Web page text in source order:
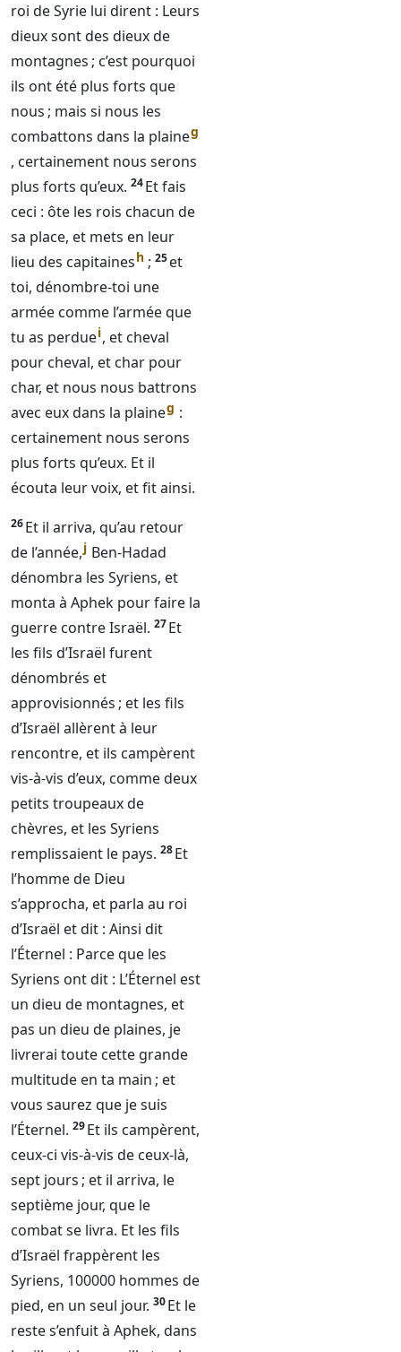
roi de Syrie lui dirent : Leurs
dieux sont des dieux de
montagnes ; c’est pourquoi
ils ont été plus forts que
nous ; mais si nous les
combattons dans la plaineg
, certainement nous serons
plus forts qu’eux. 24Et fais
ceci : ôte les rois chacun de
sa place, et mets en leur
lieu des capitainesh ; 25et
toi, dénombre-toi une
armée comme l’armée que
tu as perduei, et cheval
pour cheval, et char pour
char, et nous nous battrons
avec eux dans la plaineg :
certainement nous serons
plus forts qu’eux. Et il
écouta leur voix, et fit ainsi.
26Et il arriva, qu’au retour
de l’année,j Ben-Hadad
dénombra les Syriens, et
monta à Aphek pour faire la
guerre contre Israël. 27Et
les fils d’Israël furent
dénombrés et
approvisionnés ; et les fils
d’Israël allèrent à leur
rencontre, et ils campèrent
vis-à-vis d’eux, comme deux
petits troupeaux de
chèvres, et les Syriens
remplissaient le pays. 28Et
l’homme de Dieu
s’approcha, et parla au roi
d’Israël et dit : Ainsi dit
l’Éternel : Parce que les
Syriens ont dit : L’Éternel est
un dieu de montagnes, et
pas un dieu de plaines, je
livrerai toute cette grande
multitude en ta main ; et
vous saurez que je suis
l’Éternel. 29Et ils campèrent,
ceux-ci vis-à-vis de ceux-là,
sept jours ; et il arriva, le
septième jour, que le
combat se livra. Et les fils
d’Israël frappèrent les
Syriens, 100000 hommes de
pied, en un seul jour. 30Et le
reste s’enfuit à Aphek, dans